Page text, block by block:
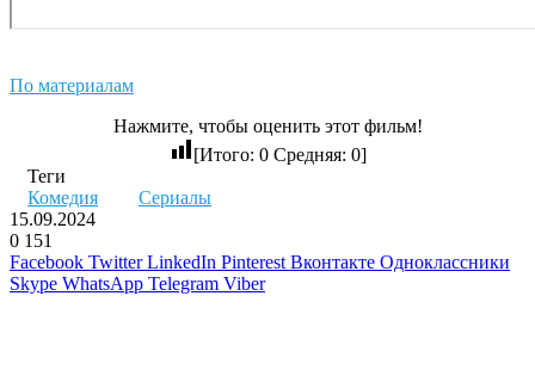
По материалам
Нажмите, чтобы оценить этот фильм!
[Итого: 0Средняя: 0]
Теги
Комедия
Сериалы
15.09.2024
0 151
Facebook Twitter LinkedIn Pinterest Вконтакте Одноклассники
Skype WhatsApp Telegram Viber